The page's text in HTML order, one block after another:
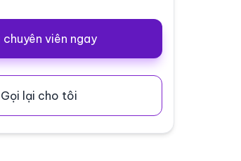
chuyên viên ngay
Gọi lại cho tôi